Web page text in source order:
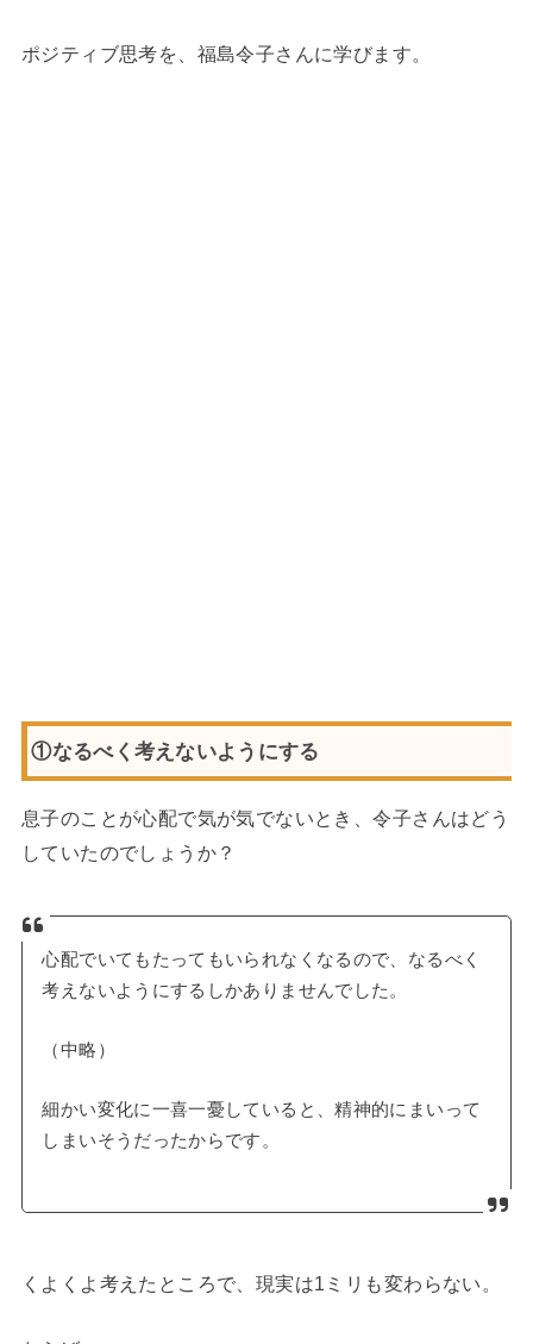
ポジティブ思考を、福島令子さんに学びます。
①なるべく考えないようにする
息子のことが心配で気が気でないとき、令子さんはどう
していたのでしょうか？
心配でいてもたってもいられなくなるので、なるべく
考えないようにするしかありませんでした。
（中略）
細かい変化に一喜一憂していると、精神的にまいって
しまいそうだったからです。
くよくよ考えたところで、現実は1ミリも変わらない。